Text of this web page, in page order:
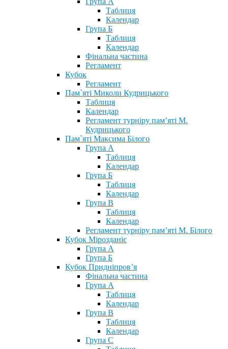
Таблиця
Календар
Група Б
Таблиця
Календар
Фінальна частина
Регламент
Кубок
Регламент
Пам`яті Миколи Кудрицького
Таблиця
Календар
Регламент турніру пам’яті М.
Кудрицького
Пам`яті Максима Білого
Група А
Таблиця
Календар
Група Б
Таблиця
Календар
Група В
Таблиця
Календар
Регламент турніру пам’яті М. Білого
Кубок Мірозданіє
Група А
Група Б
Кубок Придніпров’я
Фінальна частина
Група А
Таблиця
Календар
Група В
Таблиця
Календар
Група С